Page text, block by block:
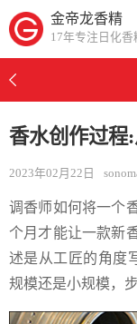
金帝龙香精
17年专注日化香
香水创作过程
2023年02月22日
调香师如何将一个
个月才能让一款新
述是从工匠的角度
规模还是小规模，